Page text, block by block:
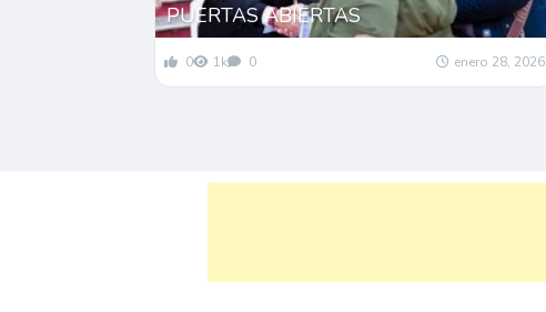
PUERTAS ABIERTAS
0 1k 0 enero 28, 2026